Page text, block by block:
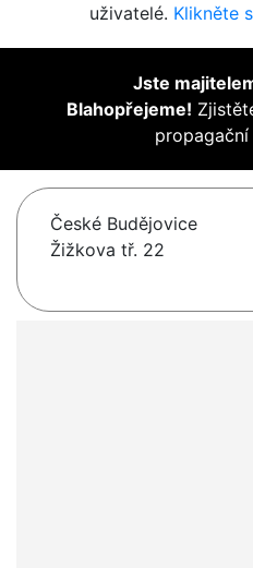
uživatelé. Klikněte
Jste
Blahopřejeme!
České Budějovice
Žižkova tř. 22